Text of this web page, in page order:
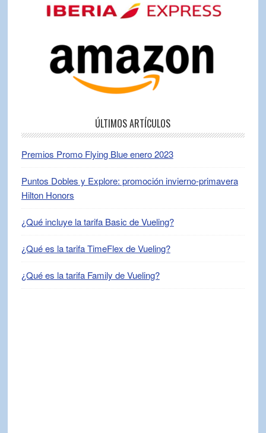
ÚLTIMOS ARTÍCULOS
Premios Promo Flying Blue enero 2023
Puntos Dobles y Explore: promoción invierno-primavera
Hilton Honors
¿Qué incluye la tarifa Basic de Vueling?
¿Qué es la tarifa TimeFlex de Vueling?
¿Qué es la tarifa Family de Vueling?